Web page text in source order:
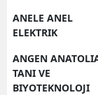
ANELE ANEL
ELEKTRIK
ANGEN
TANI VE
BIYOTEKNOLOJI